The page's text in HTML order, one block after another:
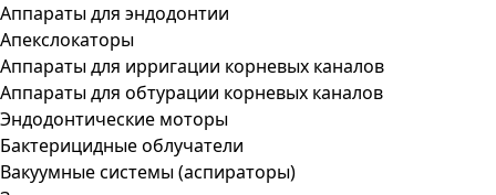
Аппараты для эндодонтии
Апекслокаторы
Аппараты для ирригации корневых каналов
Аппараты для обтурации корневых каналов
Эндодонтические моторы
Бактерицидные облучатели
Вакуумные системы (аспираторы)